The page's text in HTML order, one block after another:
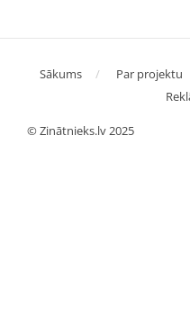
Sākums Par projektu
© Zinātnieks.lv 2025